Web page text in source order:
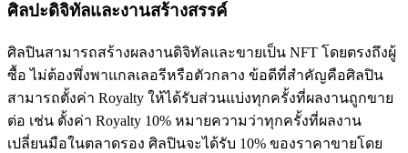
ศิลปะดิจิทัลและงานสร้างสรรค์
ศิลปินสามารถสร้างผลงานดิจิทัลและขายเป็น NFT โดยตรงถึงผู้
ซื้อ ไม่ต้องพึ่งพาแกลเลอรีหรือตัวกลาง ข้อดีที่สำคัญคือศิลปิน
สามารถตั้งค่า Royalty ให้ได้รับส่วนแบ่งทุกครั้งที่ผลงานถูกขาย
ต่อ เช่น ตั้งค่า Royalty 10% หมายความว่าทุกครั้งที่ผลงาน
เปลี่ยนมือในตลาดรอง ศิลปินจะได้รับ 10% ของราคาขายโดย